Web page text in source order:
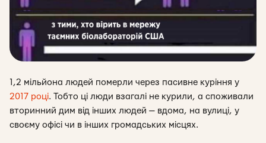
1,2 мільйона людей померли через пасивне куріння у
2017 році. Тобто ці люди взагалі не курили, а споживали
вторинний дим від інших людей — вдома, на вулиці, у
своєму офісі чи в інших громадських місцях.